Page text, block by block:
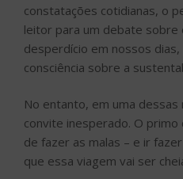
constatações cotidianas, o
leitor para um debate sobre
desperdício em nossos
consciência sobre a
No entanto, em uma
convite inesperado. O primo
de fazer as malas – e ir
que essa viagem vai ser